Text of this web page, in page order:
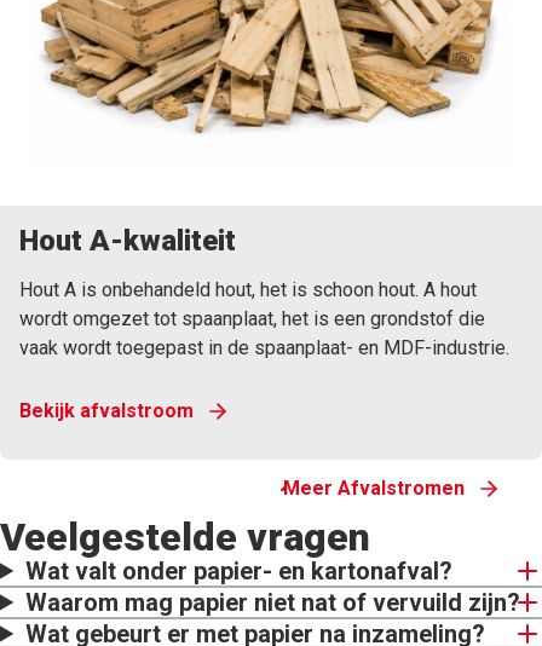
Hout A-kwaliteit
Hout A is onbehandeld hout, het is schoon hout. A hout
wordt omgezet tot spaanplaat, het is een grondstof die
vaak wordt toegepast in de spaanplaat- en MDF-industrie.
Bekijk afvalstroom
Meer Afvalstromen
Veelgestelde vragen
Wat valt onder papier- en kartonafval?
Waarom mag papier niet nat of vervuild zijn?
Wat gebeurt er met papier na inzameling?